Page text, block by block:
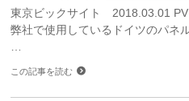
東京ビックサイト 2018.03.01 PV
弊社で使用しているドイツのパネ
この記事を読む